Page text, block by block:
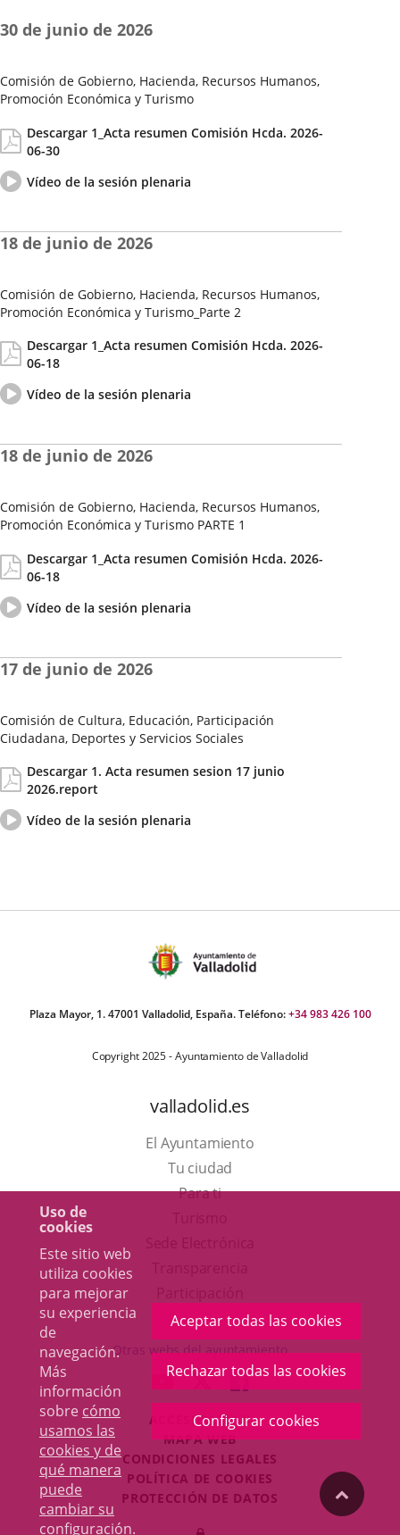
Uso de
cookies
Este sitio web
utiliza cookies
para mejorar
su experiencia
de
navegación.
Más
información
sobre cómo
usamos las
cookies y de
qué manera
puede
cambiar su
configuración.
Aceptar todas las cookies
Rechazar todas las cookies
Configurar cookies
Comisión de Gobierno, Hacienda, Recursos Humanos,
Promoción Económica y Turismo
de
la
Sesión
30 de junio de 2026
Descargar 1_Acta resumen Comisión Hcda. 2026-
06-30
Vídeo
del
Vídeo de la sesión plenaria
aplicación
Comisión de Gobierno, Hacienda, Recursos Humanos,
Promoción Económica y Turismo_Parte 2
de
la
Sesión
18 de junio de 2026
Descargar 1_Acta resumen Comisión Hcda. 2026-
06-18
Vídeo
del
Vídeo de la sesión plenaria
aplicación
Comisión de Gobierno, Hacienda, Recursos Humanos,
Promoción Económica y Turismo PARTE 1
de
la
Sesión
18 de junio de 2026
Descargar 1_Acta resumen Comisión Hcda. 2026-
06-18
Vídeo
del
Vídeo de la sesión plenaria
aplicación
Comisión de Cultura, Educación, Participación
Ciudadana, Deportes y Servicios Sociales
de
la
Sesión
17 de junio de 2026
Descargar 1. Acta resumen sesion 17 junio
2026.report
Vídeo
del
Vídeo de la sesión plenaria
Plaza Mayor, 1. 47001 Valladolid, España. Teléfono:+34 983 426 100
Copyright 2025 - Ayuntamiento de Valladolid
valladolid.es
El Ayuntamiento
Tu ciudad
Para ti
en
una
ventana
nueva.
aplicación
externa.
Otras webs del ayuntamiento
ENLACE
A
UNA
APLICACIÓN
EXTERNA.
ENLACE
A
UNA
APLICACIÓN
EXTERNA.
ENLACE
A
UNA
EXTERNA.
ACCESIBILIDAD
MAPA WEB
CONDICIONES LEGALES
POLÍTICA DE COOKIES
PROTECCIÓN DE DATOS
Iniciar
"Volver